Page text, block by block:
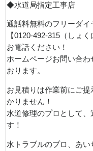
◆水道局指定工事店
通話料無料のフリーダイ
【0120-492-315（しょ
お電話ください！
ホームページお問い合
おります。
お見積りは作業前にご
かりません！
水道修理のプロとして
す！
水トラブルのプロ、あ